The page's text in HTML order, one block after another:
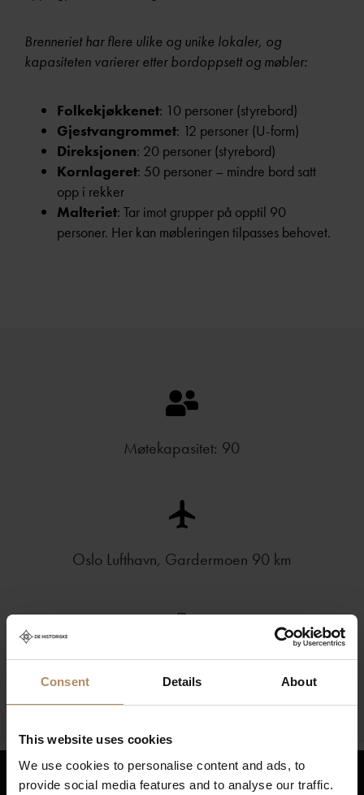
Consent Details About
This website uses cookies
We use cookies to personalise content and ads, to
provide social media features and to analyse our traffic.
Brenneriet har flere ulike og unike lokaler, og
kapasiteten varierer etter bordoppsett og møbler:
Folkekjøkkenet: 10 personer (styrebord)
Gjestvangrommet: 12 personer (U-form)
Direksjonen: 20 personer (styrebord)
Kornlageret: 50 personer – mindre bord satt
opp i rekker
Malteriet: Tar imot grupper på opptil 90
personer. Her kan møbleringen tilpasses behovet.
Møtekapasitet: 90
Oslo Lufthavn, Gardermoen 90 km